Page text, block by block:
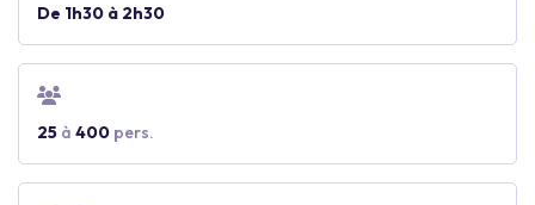
De 1h30 à 2h30
25 à 400 pers.